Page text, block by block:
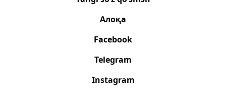
Алоқа
Facebook
Telegram
Instagram